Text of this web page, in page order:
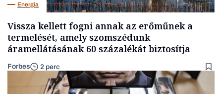
Energia
Vissza kellett fogni annak az erőműnek a
termelését, amely szomszédunk
áramellátásának 60 százalékát biztosítja
Forbes 2 perc